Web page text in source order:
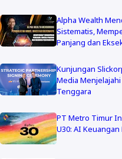
Alpha Wealth
Sistematis,
Panjang dan
Kunjungan
Media
Tenggara
PT Metro Timur
U30: AI